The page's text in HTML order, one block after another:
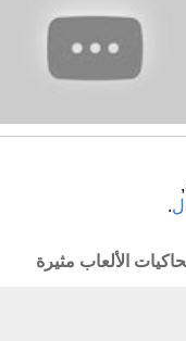
.
الألعاب مثيرة